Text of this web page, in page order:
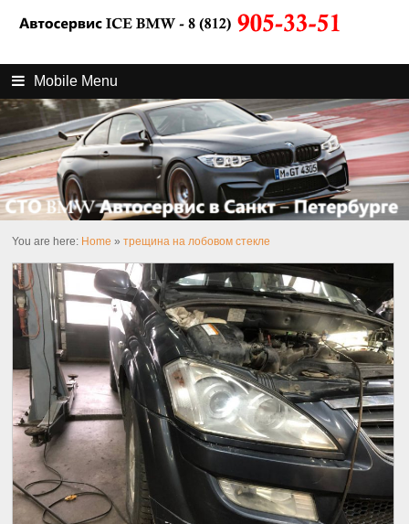
Mobile Menu
You are here: Home »трещина на лобовом стекле